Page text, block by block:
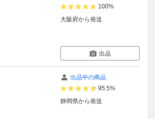
100%
大阪府から発送
出品
出品中の商品
95.5%
静岡県から発送